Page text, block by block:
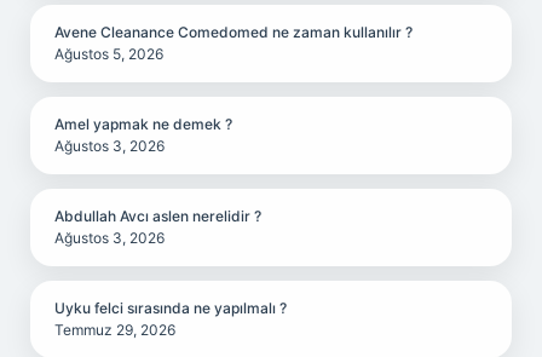
Avene Cleanance Comedomed ne zaman kullanılır ?
Ağustos 5, 2026
Amel yapmak ne demek ?
Ağustos 3, 2026
Abdullah Avcı aslen nerelidir ?
Ağustos 3, 2026
Uyku felci sırasında ne yapılmalı ?
Temmuz 29, 2026